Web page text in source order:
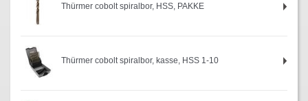
Thürmer cobolt spiralbor, HSS, PAKKE
Thürmer cobolt spiralbor, kasse, HSS 1-10